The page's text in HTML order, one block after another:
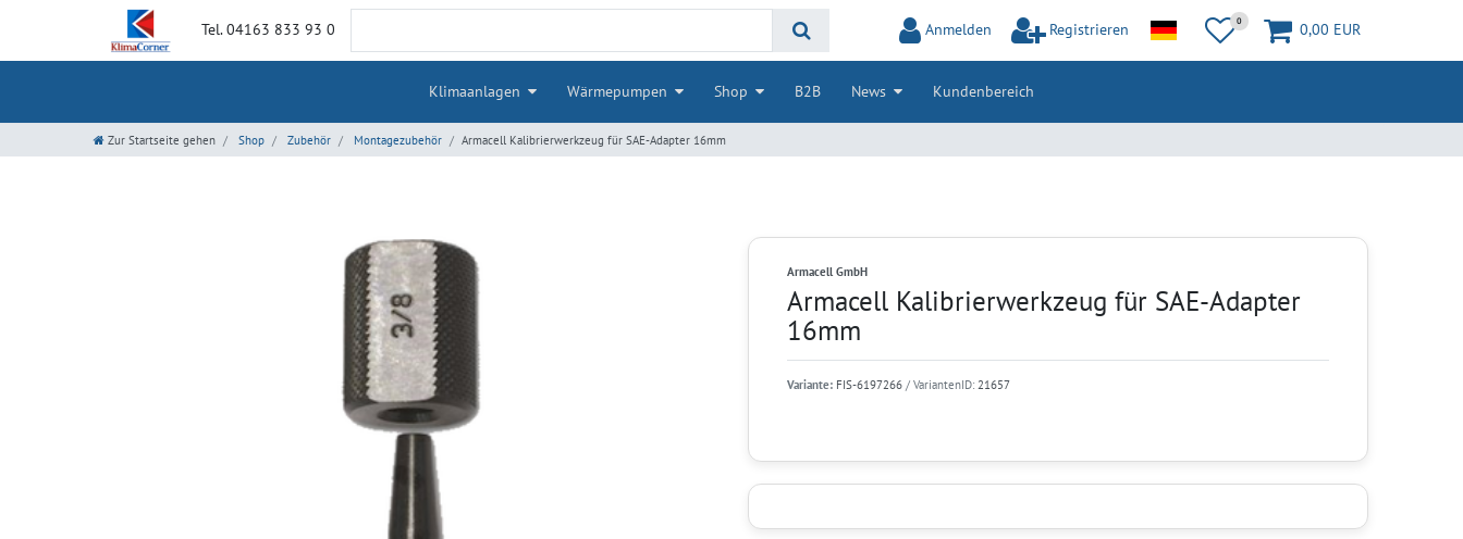
Tel. 04163 833 93 0 Anmelden Registrieren 0 0,00 EUR
Klimaanlagen Wärmepumpen Shop B2B News Kundenbereich
Zur Startseite gehen Shop Zubehör Montagezubehör Armacell Kalibrierwerkzeug für SAE-Adapter 16mm
Armacell GmbH
Armacell Kalibrierwerkzeug für SAE-Adapter
16mm
Variante: FIS-6197266 / VariantenID: 21657